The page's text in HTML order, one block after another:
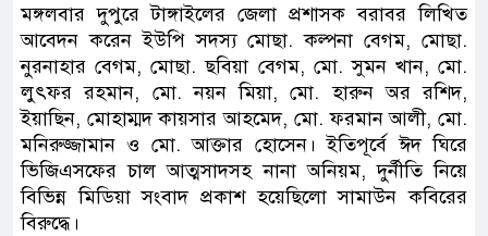
মঙ্গলবার দুপুরে টাঙ্গাইলের জেলা প্রশাসক বরাবর লিখিত
আবেদন করেন ইউপি সদস্য মোছা. কল্পনা বেগম, মোছা.
নুরনাহার বেগম, মোছা. ছবিয়া বেগম, মো. সুমন খান, মো.
লুৎফর রহমান, মো. নয়ন মিয়া, মো. হারুন অর রশিদ,
ইয়াছিন, মোহাম্মদ কায়সার আহমেদ, মো. ফরমান আলী, মো.
মনিরুজ্জামান ও মো. আক্তার হোসেন। ইতিপূর্বে ঈদ ঘিরে
ভিজিএসফের চাল আত্মসাদসহ নানা অনিয়ম, দুর্নীতি নিয়ে
বিভিন্ন মিডিয়া সংবাদ প্রকাশ হয়েছিলো সামাউন কবিরের
বিরুদ্ধে।